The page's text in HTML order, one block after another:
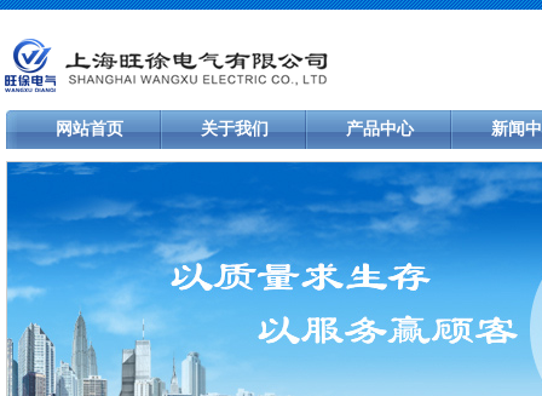
网站首页 关于我们 产品中心 新闻